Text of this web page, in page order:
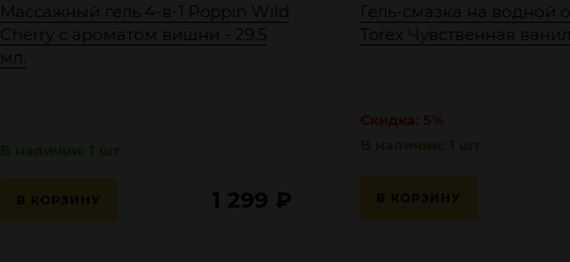
Массажный гель 4-в-1 Poppin Wild
Cherry с ароматом вишни - 29,5
мл.
В КОРЗИНУ 1 299 ₽
Гель-смазка на водной
Torex Чувственная
В КОРЗИНУ